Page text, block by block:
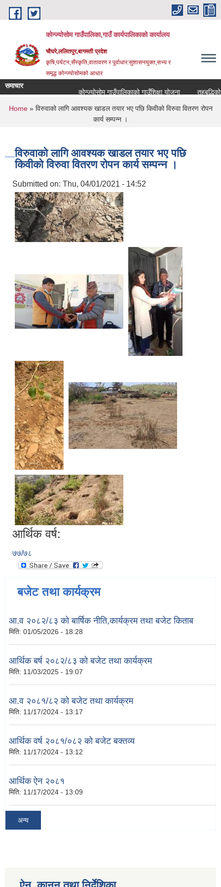
Skip to main content
कोन्ज्योसोम गाउँपालिका,गाउँ कार्यपालिकाको कार्यालय
चौघरे,ललितपुर,बागमती प्रदेश
कृषि,पर्यटन,सँस्कृति,वातावरण र पूर्वाधार:सुशासनयुक्त,सभ्य र
समृद्ध कोन्ज्योसोमको आधार
समाचार
कोन्ज्योसोम गाउँपालिकाको गाउँशिक्षा योजना
तहबृद्धिको
You are here
Home» विरुवाको लागि आवश्यक खाडल तयार भए पछि किवीको विरुवा वितरण रोपन
कार्य सम्पन्न ।
विरुवाको लागि आवश्यक खाडल तयार भए पछि
किवीको विरुवा वितरण रोपन कार्य सम्पन्न ।
Submitted on: Thu, 04/01/2021 - 14:52
आर्थिक वर्ष:
७७/७८
बजेट तथा कार्यक्रम
आ.व २०८२/८३ को बार्षिक नीति,कार्यक्रम तथा बजेट किताब
मिति: 01/05/2026 - 18:28
आर्थिक बर्ष २०८२/८३ को बजेट तथा कार्यक्रम
मिति: 11/03/2025 - 19:07
आ.व २०८१/८२ को बजेट तथा कार्यक्रम
मिति: 11/17/2024 - 13:17
आर्थिक वर्ष २०८१/०८२ को बजेट बक्तव्य
मिति: 11/17/2024 - 13:12
आर्थिक ऐन २०८१
मिति: 11/17/2024 - 13:09
अन्य